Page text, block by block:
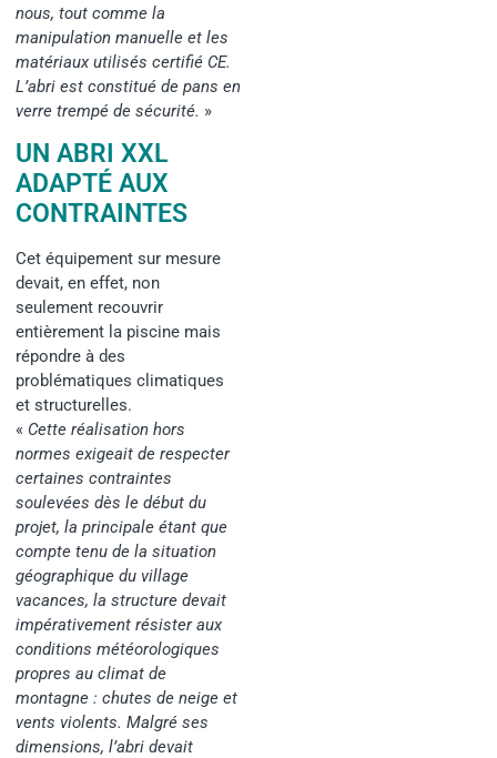
nous, tout comme la
manipulation manuelle et les
matériaux utilisés certifié CE.
L’abri est constitué de pans en
verre trempé de sécurité. »
UN ABRI XXL
ADAPTÉ AUX
CONTRAINTES
Cet équipement sur mesure
devait, en effet, non
seulement recouvrir
entièrement la piscine mais
répondre à des
problématiques climatiques
et structurelles.
« Cette réalisation hors
normes exigeait de respecter
certaines contraintes
soulevées dès le début du
projet, la principale étant que
compte tenu de la situation
géographique du village
vacances, la structure devait
impérativement résister aux
conditions météorologiques
propres au climat de
montagne : chutes de neige et
vents violents. Malgré ses
dimensions, l’abri devait